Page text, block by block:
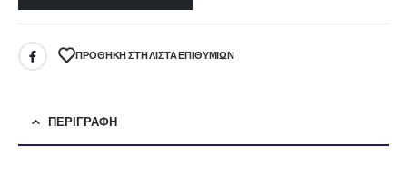
ΠΡΌΘΉΚΗ ΣΤΗ ΛΊΣΤΑ ΕΠΙΘΥΜΙΏΝ
ΠΕΡΙΓΡΑΦΉ